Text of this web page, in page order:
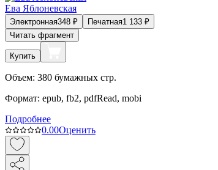
Ева Яблоневская
Электронная348 ₽ Печатная1 133 ₽
Читать фрагмент
Купить
Объем: 380 бумажных стр.
Формат: epub, fb2, pdfRead, mobi
Подробнее
0.00Оценить